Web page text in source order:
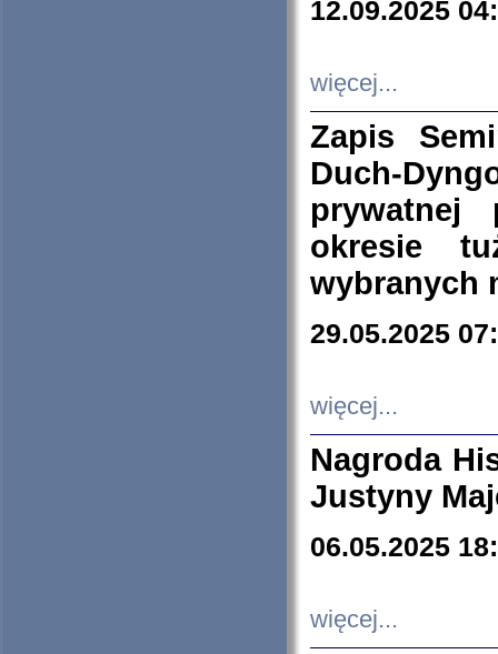
12.09.2025
więcej...
Zapis
Duch-
prywatnej
okresie
wybranych
29.05.2025
więcej...
Nagroda
Justyny
06.05.2025
więcej...